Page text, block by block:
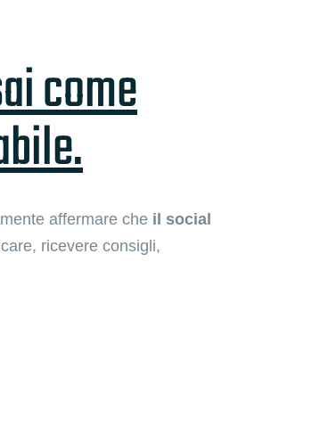
come
affermare che il social
ricevere consigli,